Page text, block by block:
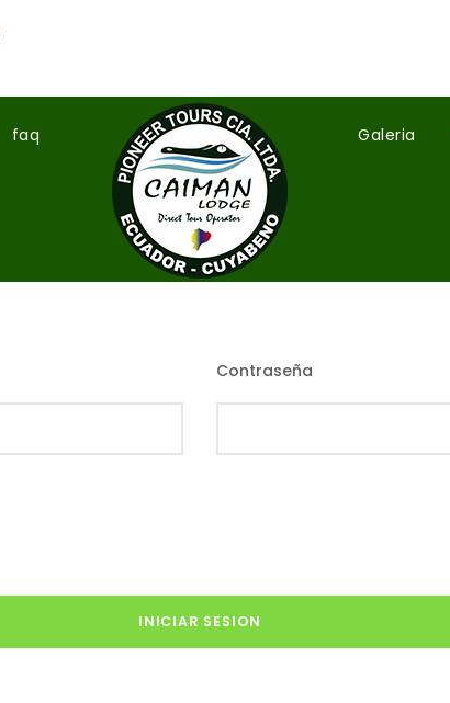
faq Galeria
Contraseña